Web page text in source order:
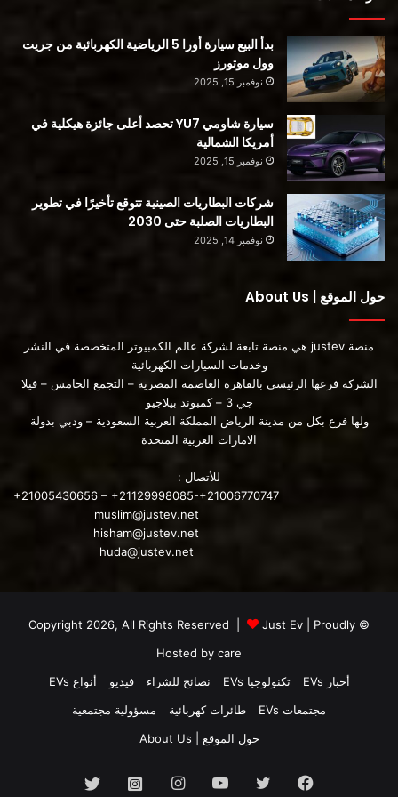
التحذير الأساسي لهذا التحليل هو أنهم يعتمدون على الائتمان
هذا الائتمان الضريبي في وقت لاحق من هذا العام لاثنتين من
الائتمان الضريبي تدريجيًا لهاتين السيارتين ، وسيصل المصنعون
ائتماناتهم الضريبية أيضًا.
هناك مقترحات لتمديد هذا الإعفاء الضريبي في الكونجرس والتي
أقرها مجلس النواب بقيادة الديمقراطيين ولكن يعارضها الجمهوريون
في مجلس الشيوخ الأمريكي. إذا تم تنفيذ هذه المقترحات ، فإن
تكلفة ملكية السيارات الكهربائية خلال فترة التمويل ستبدو أكثر فائدة
مقارنة بتكلفة ملكية إصدارات الغاز ، مع كون نيرو الهجين فقط
أرخص بكثير في عدد قليل من الولايات من النسخة الكهربائية.
وينتهي التقرير باقتراح أن يعمل الكونجرس على تمديد ، وربما
التوسع ، في حوافز السيارات الكهربائية المتاحة ، والتي ستساعد في
بدأ البيع سيارة أورا 5 الرياضية الكهربائية من جريت
وول موتورز
نوفمبر 15, 2025
سيارة شاومي YU7 تحصد أعلى جائزة هيكلية في
أمريكا الشمالية
نوفمبر 15, 2025
شركات البطاريات الصينية تتوقع تأخيرًا في تطوير
البطاريات الصلبة حتى 2030
نوفمبر 14, 2025
حول الموقع | About Us
منصة justev هي منصة تابعة لشركة عالم الكمبيوتر المتخصصة في النشر
وخدمات السيارات الكهربائية
الشركة فرعها الرئيسي بالقاهرة العاصمة المصرية – التجمع الخامس – فيلا
جي 3 – كمبوند بيلاجيو
ولها فرع بكل من مدينة الرياض المملكة العربية السعودية – ودبي بدولة
الامارات العربية المتحدة
للأتصال :
+21005430656 – +21129998085-+21006770747
muslim@justev.net
hisham@justev.net
huda@justev.net
© Copyright 2026, All Rights Reserved |
Just Ev | Proudly
Hosted by care
أخبار EVs
تكنولوجيا EVs نصائح للشراء فيديو
أنواع EVs
مجتمعات EVs
طائرات كهربائية
مسؤولية مجتمعية
حول الموقع | About Us
فيسبوك تويتر يوتيوبانستقرامانستجرامتويتر